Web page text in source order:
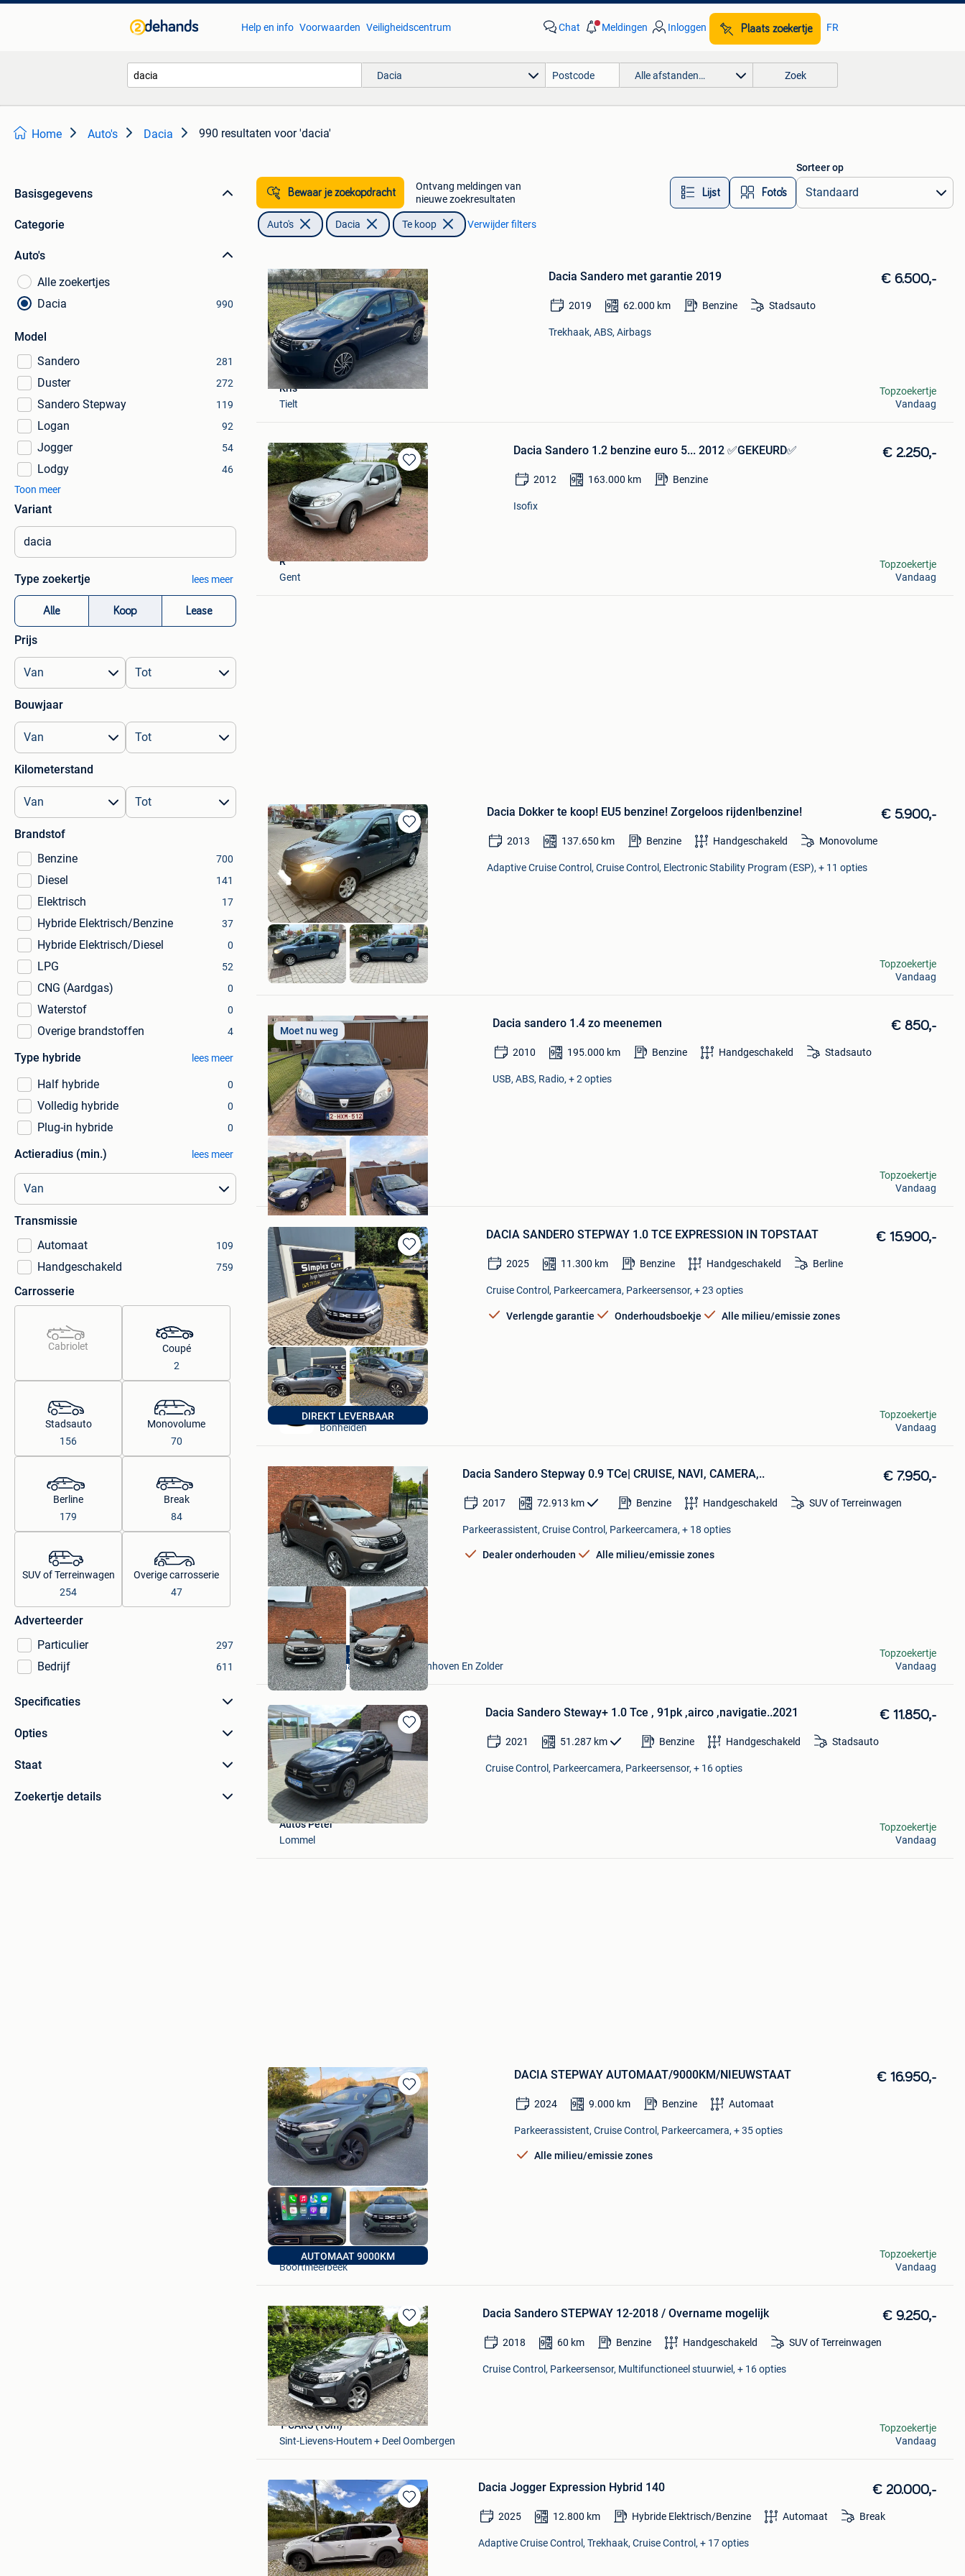
Help en info Voorwaarden Veiligheidscentrum Chat Meldingen Inloggen Plaats zoekertje FR
Dacia Alle afstanden… Zoek
Home Auto's Dacia 990 resultaten voor 'dacia'
Basisgegevens
Categorie
Auto's
Alle zoekertjes
Dacia
990
Model
Sandero
281
Duster 272
Sandero Stepway 119
Logan 92
Jogger 54
Lodgy
46
Toon meer
Variant
Type zoekertje lees meer
Alle Koop Lease
Prijs
Bouwjaar
Kilometerstand
Brandstof
Benzine
700
Diesel 141
Elektrisch 17
Hybride Elektrisch/Benzine 37
Hybride Elektrisch/Diesel 0
LPG 52
CNG (Aardgas) 0
Waterstof 0
Overige brandstoffen 4
Type hybride lees meer
Half hybride 0
Volledig hybride 0
Plug-in hybride 0
Actieradius (min.) lees meer
Transmissie
Automaat
109
Handgeschakeld 759
Carrosserie
Cabriolet
Coupé
2
Stadsauto
156
Monovolume
70
Berline
179
Break
84
SUV of Terreinwagen
254
Overige carrosserie
47
Adverteerder
Particulier
297
Bedrijf 611
Specificaties
Opties
Staat
Zoekertje details
Bewaar je zoekopdracht
Ontvang meldingen van
nieuwe zoekresultaten
Lijst Foto’s
Sorteer op
Auto's Dacia Te koop Verwijder filters
Mijn
Favorieten
Dacia Sandero met garantie 2019 € 6.500,-
2019 62.000 km Benzine Stadsauto
Trekhaak, ABS, Airbags
Kris
Tielt
Topzoekertje
Vandaag
Bewaren
in
Mijn
Favorieten
Dacia Sandero 1.2 benzine euro 5... 2012 ✅GEKEURD✅ € 2.250,-
2012 163.000 km Benzine
Isofix
R
Gent
Topzoekertje
Vandaag
Bewaren
in
Mijn
Favorieten
Dacia Dokker te koop! EU5 benzine! Zorgeloos rijden!benzine! € 5.900,-
2013 137.650 km Benzine Handgeschakeld Monovolume
Adaptive Cruise Control, Cruise Control, Electronic Stability Program (ESP), + 11 opties
kurt
Wilrijk
Topzoekertje
Vandaag
Mijn
Moet nu weg
Dacia sandero 1.4 zo meenemen € 850,-
2010 195.000 km Benzine Handgeschakeld Stadsauto
USB, ABS, Radio, + 2 opties
Abdullah
Tongeren
Topzoekertje
Vandaag
Bewaren
in
Mijn
Favorieten
DIREKT LEVERBAAR
DACIA SANDERO STEPWAY 1.0 TCE EXPRESSION IN TOPSTAAT € 15.900,-
2025 11.300 km Benzine Handgeschakeld Berline
Cruise Control, Parkeercamera, Parkeersensor, + 23 opties
Verlengde garantie Onderhoudsboekje Alle milieu/emissie zones
SIMPLEX CARS
Bonheiden
Topzoekertje
Vandaag
Mijn
Favorieten
72913 km
Dacia Sandero Stepway 0.9 TCe| CRUISE, NAVI, CAMERA,.. € 7.950,-
2017 72.913 km Benzine Handgeschakeld SUV of Terreinwagen
Parkeerassistent, Cruise Control, Parkeercamera, + 18 opties
Dealer onderhouden Alle milieu/emissie zones
MBO Cars
Houthalen+ Deel Van Zonhoven En Zolder
Topzoekertje
Vandaag
Bewaren
in
Mijn
Favorieten
Dacia Sandero Steway+ 1.0 Tce , 91pk ,airco ,navigatie..2021 € 11.850,-
2021 51.287 km Benzine Handgeschakeld Stadsauto
Cruise Control, Parkeercamera, Parkeersensor, + 16 opties
Auto's Peter
Lommel
Topzoekertje
Vandaag
Bewaren
in
Mijn
Favorieten
AUTOMAAT 9000KM
DACIA STEPWAY AUTOMAAT/9000KM/NIEUWSTAAT € 16.950,-
2024 9.000 km Benzine Automaat
Parkeerassistent, Cruise Control, Parkeercamera, + 35 opties
Alle milieu/emissie zones
Boortmeerbeek
Topzoekertje
Vandaag
Bewaren
in
Mijn
Favorieten
Dacia Sandero STEPWAY 12-2018 / Overname mogelijk € 9.250,-
2018 60 km Benzine Handgeschakeld SUV of Terreinwagen
Cruise Control, Parkeersensor, Multifunctioneel stuurwiel, + 16 opties
T-CARS (Tom)
Sint-Lievens-Houtem + Deel Oombergen
Topzoekertje
Vandaag
Bewaren
in
Mijn
Favorieten
Dacia Jogger Expression Hybrid 140 € 20.000,-
2025 12.800 km Hybride Elektrisch/Benzine Automaat Break
Adaptive Cruise Control, Trekhaak, Cruise Control, + 17 opties